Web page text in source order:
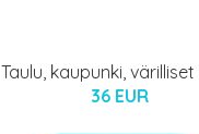
Taulu, kaupunki,
36 EUR